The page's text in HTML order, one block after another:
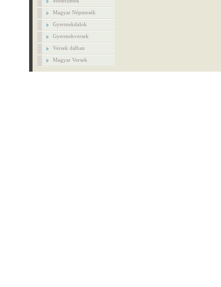
Magyar Népmesék
Gyermekdalok
Gyermekversek
Versek dalban
Magyar Versek